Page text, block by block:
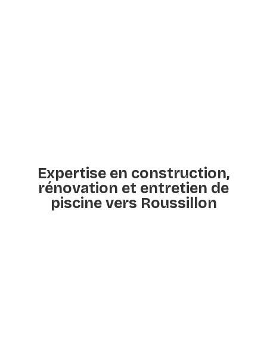
Expertise en construction,
rénovation et entretien de
piscine vers Roussillon